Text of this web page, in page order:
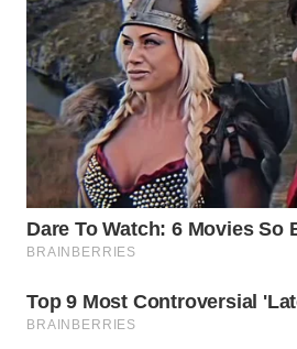
WN
MAJALENGKA
WN
SUBANG
WN
SUKABUMI
PURWAKARTA